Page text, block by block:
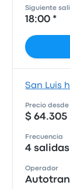
Siguiente
18:00 *
San Luis
Precio desde
$ 64.305
Frecuencia
4
Operador